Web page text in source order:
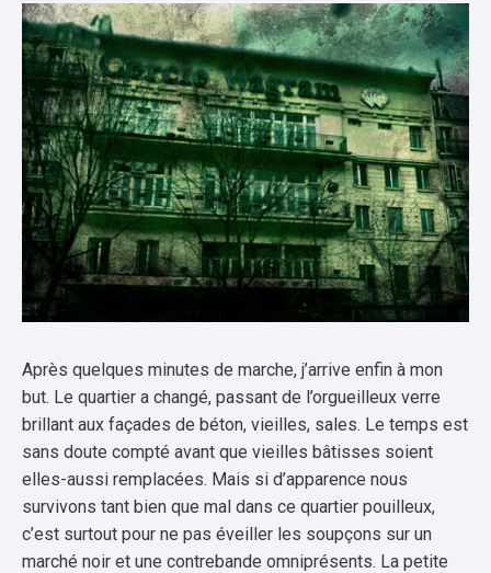
Après quelques minutes de marche, j’arrive enfin à mon
but. Le quartier a changé, passant de l’orgueilleux verre
brillant aux façades de béton, vieilles, sales. Le temps est
sans doute compté avant que vieilles bâtisses soient
elles-aussi remplacées. Mais si d’apparence nous
survivons tant bien que mal dans ce quartier pouilleux,
c’est surtout pour ne pas éveiller les soupçons sur un
marché noir et une contrebande omniprésents. La petite